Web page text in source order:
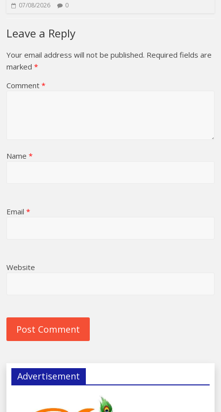
07/08/2026 0
Leave a Reply
Your email address will not be published. Required fields are
marked*
Comment*
Name*
Email*
Website
Advertisement